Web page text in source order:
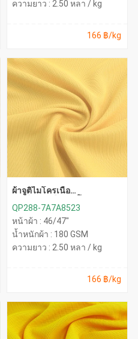
ความยาว : 2.50 หลา / kg
166 ฿/kg
ผ้าจูติไมโครเนื้อ
QP288-7A7A8523
หน้าผ้า : 46/47"
น้ำหนักผ้า : 180 GSM
ความยาว : 2.50 หลา / kg
166 ฿/kg